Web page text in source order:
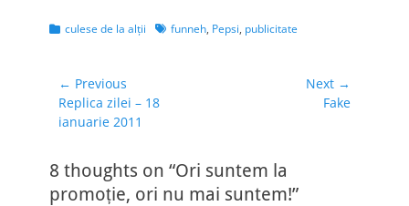
doar ca s-o pun în
Pepsi…
Categories
culese de la alţii Tagsfunneh, Pepsi, publicitate
Navigare
în
articole
← Previous
Previous
post:
Replica zilei – 18
ianuarie 2011
Next →
Fake
8 thoughts on “Ori suntem la
promoție, ori nu mai suntem!”